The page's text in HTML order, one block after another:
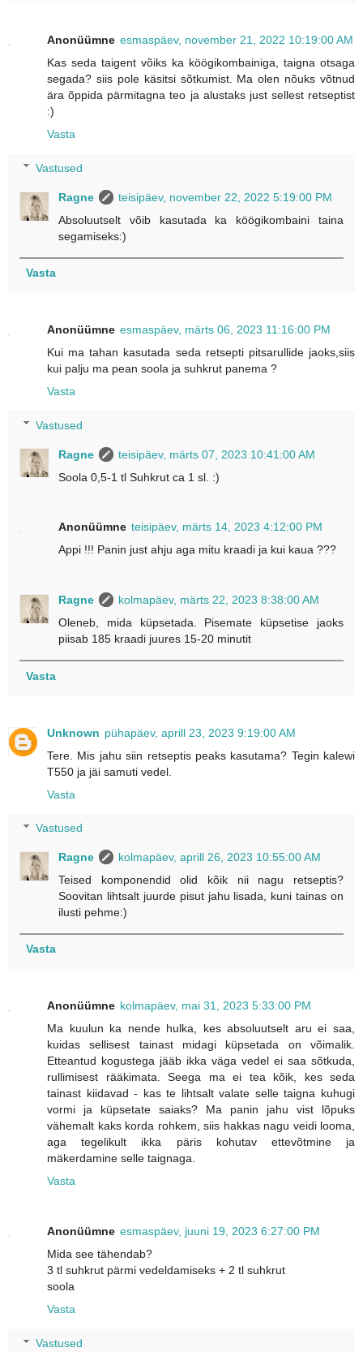
Anonüümne esmaspäev, november 21, 2022 10:19:00 AM
Kas seda taigent võiks ka köögikombainiga, taigna otsaga
segada? siis pole käsitsi sõtkumist. Ma olen nõuks võtnud
ära õppida pärmitagna teo ja alustaks just sellest retseptist
:)
Vasta
Vastused
Ragne
teisipäev, november 22, 2022 5:19:00 PM
Absoluutselt võib kasutada ka köögikombaini taina
segamiseks:)
Vasta
Anonüümne esmaspäev, märts 06, 2023 11:16:00 PM
Kui ma tahan kasutada seda retsepti pitsarullide jaoks,siis
kui palju ma pean soola ja suhkrut panema ?
Vasta
Vastused
Ragne
teisipäev, märts 07, 2023 10:41:00 AM
Soola 0,5-1 tl Suhkrut ca 1 sl. :)
Anonüümne teisipäev, märts 14, 2023 4:12:00 PM
Appi !!! Panin just ahju aga mitu kraadi ja kui kaua ???
Ragne
kolmapäev, märts 22, 2023 8:38:00 AM
Oleneb, mida küpsetada. Pisemate küpsetise jaoks
piisab 185 kraadi juures 15-20 minutit
Vasta
Unknown pühapäev, aprill 23, 2023 9:19:00 AM
Tere. Mis jahu siin retseptis peaks kasutama? Tegin kalewi
T550 ja jäi samuti vedel.
Vasta
Vastused
Ragne
kolmapäev, aprill 26, 2023 10:55:00 AM
Teised komponendid olid kõik nii nagu retseptis?
Soovitan lihtsalt juurde pisut jahu lisada, kuni tainas on
ilusti pehme:)
Vasta
Anonüümne kolmapäev, mai 31, 2023 5:33:00 PM
Ma kuulun ka nende hulka, kes absoluutselt aru ei saa,
kuidas sellisest tainast midagi küpsetada on võimalik.
Etteantud kogustega jääb ikka väga vedel ei saa sõtkuda,
rullimisest rääkimata. Seega ma ei tea kõik, kes seda
tainast kiidavad - kas te lihtsalt valate selle taigna kuhugi
vormi ja küpsetate saiaks? Ma panin jahu vist lõpuks
vähemalt kaks korda rohkem, siis hakkas nagu veidi looma,
aga tegelikult ikka päris kohutav ettevõtmine ja
mäkerdamine selle taignaga.
Vasta
Anonüümne esmaspäev, juuni 19, 2023 6:27:00 PM
Mida see tähendab?
3 tl suhkrut pärmi vedeldamiseks + 2 tl suhkrut
soola
Vasta
Vastused